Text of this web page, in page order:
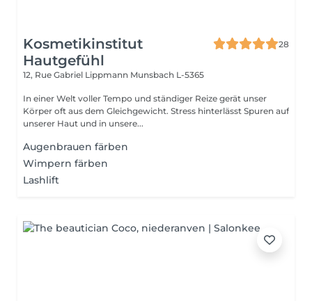
Kosmetikinstitut
Hautgefühl
28
12, Rue Gabriel Lippmann Munsbach L-5365
In einer Welt voller Tempo und ständiger Reize gerät unser
Körper oft aus dem Gleichgewicht. Stress hinterlässt Spuren auf
unserer Haut und in unsere...
Augenbrauen färben
Wimpern färben
Lashlift